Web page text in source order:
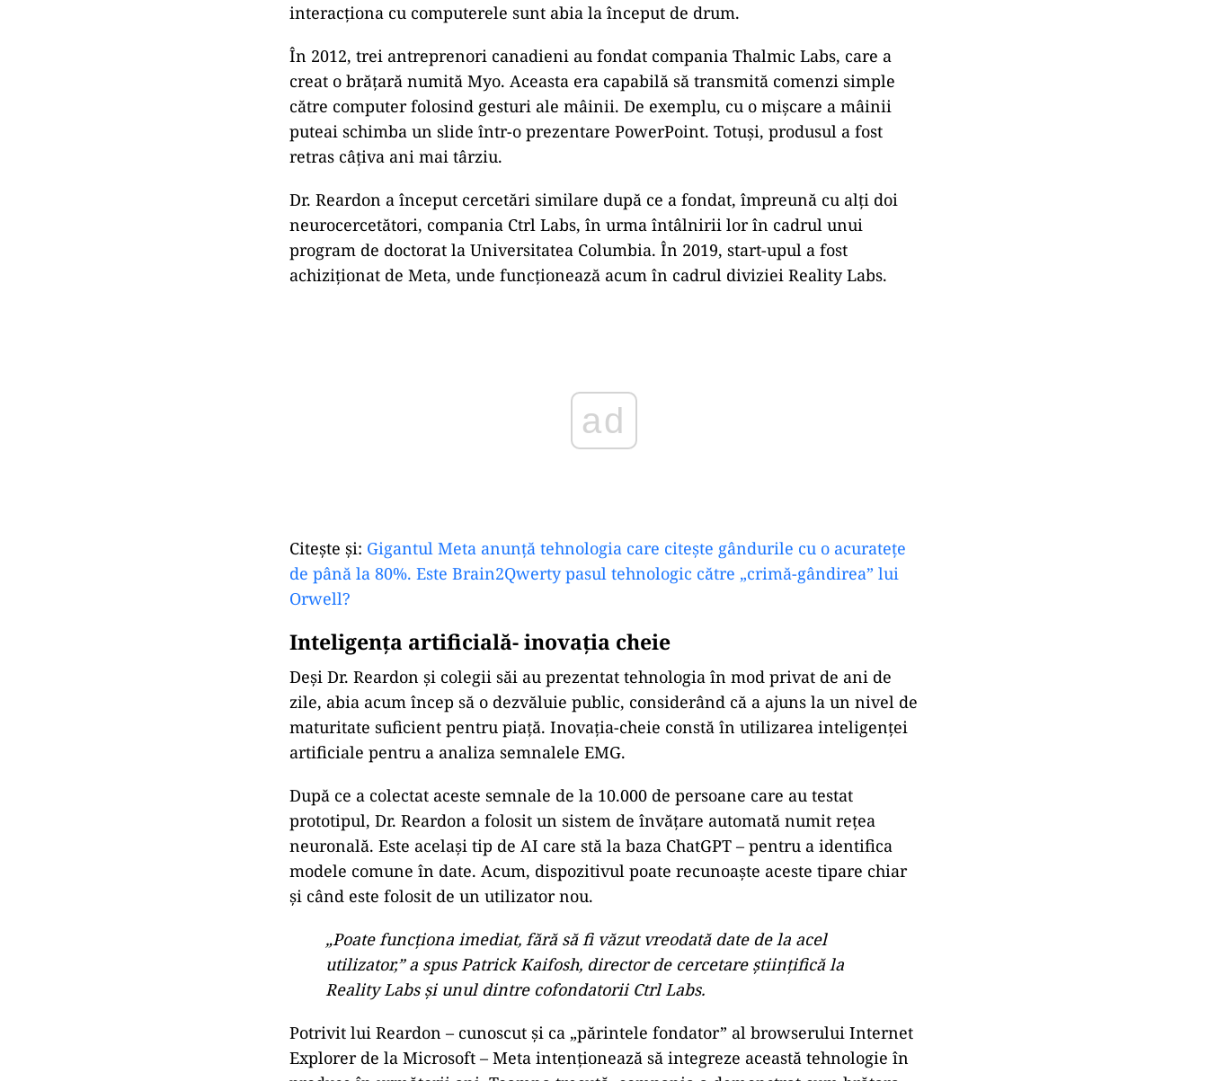
interacționa cu computerele sunt abia la început de drum.
În 2012, trei antreprenori canadieni au fondat compania Thalmic Labs, care a
creat o brățară numită Myo. Aceasta era capabilă să transmită comenzi simple
către computer folosind gesturi ale mâinii. De exemplu, cu o mișcare a mâinii
puteai schimba un slide într-o prezentare PowerPoint. Totuși, produsul a fost
retras câțiva ani mai târziu.
Dr. Reardon a început cercetări similare după ce a fondat, împreună cu alți doi
neurocercetători, compania Ctrl Labs, în urma întâlnirii lor în cadrul unui
program de doctorat la Universitatea Columbia. În 2019, start-upul a fost
achiziționat de Meta, unde funcționează acum în cadrul diviziei Reality Labs.
ad
Citeşte şi: Gigantul Meta anunță tehnologia care citește gândurile cu o acuratețe
de până la 80%. Este Brain2Qwerty pasul tehnologic către „crimă-gândirea” lui
Orwell?
Inteligenţa artificială- inovaţia cheie
Deși Dr. Reardon și colegii săi au prezentat tehnologia în mod privat de ani de
zile, abia acum încep să o dezvăluie public, considerând că a ajuns la un nivel de
maturitate suficient pentru piață. Inovația-cheie constă în utilizarea inteligenței
artificiale pentru a analiza semnalele EMG.
După ce a colectat aceste semnale de la 10.000 de persoane care au testat
prototipul, Dr. Reardon a folosit un sistem de învățare automată numit rețea
neuronală. Este același tip de AI care stă la baza ChatGPT – pentru a identifica
modele comune în date. Acum, dispozitivul poate recunoaște aceste tipare chiar
și când este folosit de un utilizator nou.
„Poate funcționa imediat, fără să fi văzut vreodată date de la acel
utilizator,” a spus Patrick Kaifosh, director de cercetare științifică la
Reality Labs și unul dintre cofondatorii Ctrl Labs.
Potrivit lui Reardon – cunoscut și ca „părintele fondator” al browserului Internet
Explorer de la Microsoft – Meta intenționează să integreze această tehnologie în